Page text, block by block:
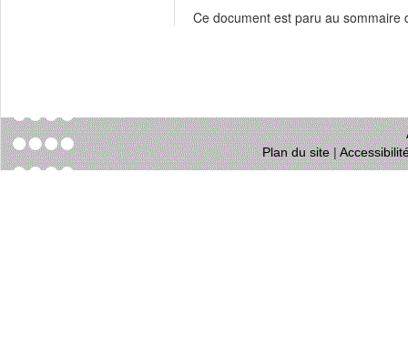
Ce document est paru au sommaire
Plan du site|